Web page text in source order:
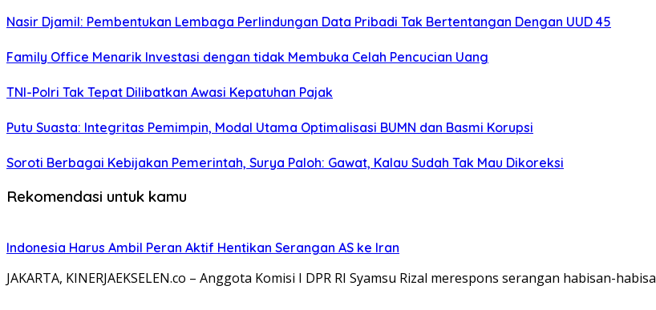
Nasir Djamil: Pembentukan Lembaga Perlindungan Data Pribadi Tak Bertentangan Dengan UUD 45
Family Office Menarik Investasi dengan tidak Membuka Celah Pencucian Uang
TNI-Polri Tak Tepat Dilibatkan Awasi Kepatuhan Pajak
Putu Suasta: Integritas Pemimpin, Modal Utama Optimalisasi BUMN dan Basmi Korupsi
Soroti Berbagai Kebijakan Pemerintah, Surya Paloh: Gawat, Kalau Sudah Tak Mau Dikoreksi
Rekomendasi untuk kamu
Indonesia Harus Ambil Peran Aktif Hentikan Serangan AS ke Iran
JAKARTA, KINERJAEKSELEN.co – Anggota Komisi I DPR RI Syamsu Rizal merespons serangan habisan-